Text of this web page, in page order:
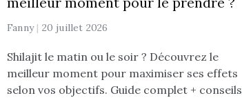
Fanny 20 juillet 2026
Shilajit le matin ou le soir ? Découvrez le
meilleur moment pour maximiser ses effets
selon vos objectifs. Guide complet + conseils